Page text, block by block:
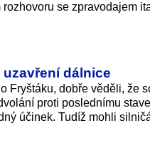
se zpravodajem
dálnice
Fryštáku, dobře věděli, že
proti poslednímu
účinek. Tudíž mohli